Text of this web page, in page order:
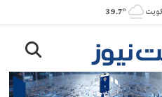
° 39.7